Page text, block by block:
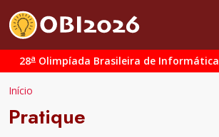
28a Olimpíada Brasileira de Informática
Início
Pratique